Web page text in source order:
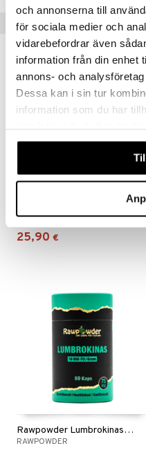
och annonserna till
för sociala medier och
vidarebefordrar även
information från din enhet
annons- och
Dessa kan i sin tur
information som du har
våra cookies vid fortsatt
Rawpowder Lion's Mane Extrakt 450mg
25,90 €
Rawpowder Lumbrokinas 75mg
RAWPOWDER